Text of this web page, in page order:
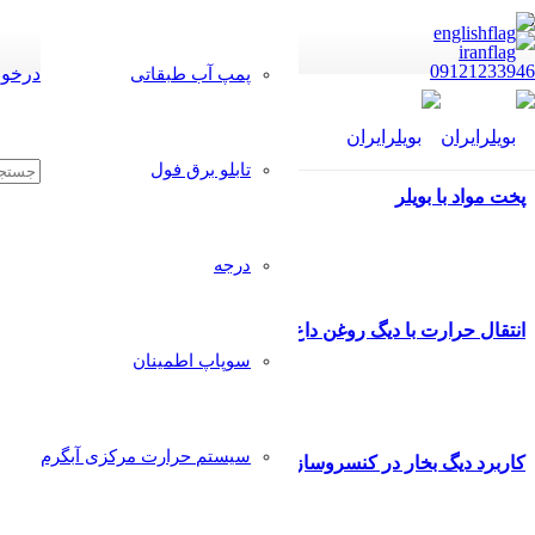
09121233946 پمپ آب طبقاتی
تابلو برق فول
درجه
سوپاپ اطمینان
سیستم حرارت مرکزی آبگرم
پخت مواد با بویلر
انتقال حرارت با دیگ روغن داغ
کاربرد دیگ بخار در کنسروسازی گوشت ، مرغ و لوبیا